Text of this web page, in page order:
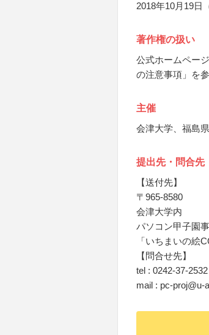
2018年10月19日
著作権の扱い
公式ホームペー
の注意事項」を
主催
会津大学、福島
提出先・問合先
【送付先】
〒965-8580
会津大学内
パソコン甲子園
「いちまいの絵
【問合せ先】
tel : 0242-37-2532
mail : pc-proj@u-